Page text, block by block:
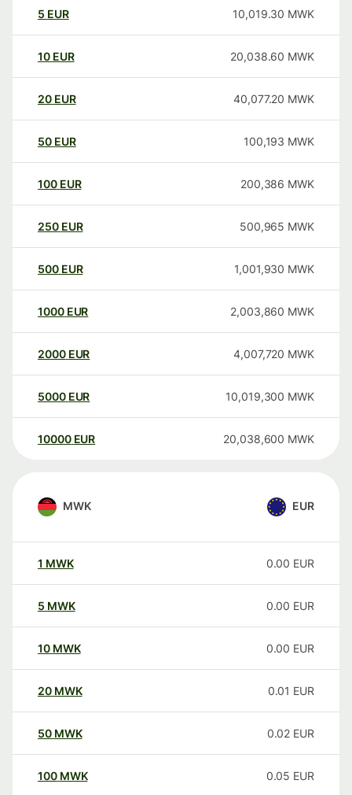
5 EUR 10,019.30 MWK
10 EUR 20,038.60 MWK
20 EUR 40,077.20 MWK
50 EUR 100,193 MWK
100 EUR 200,386 MWK
250 EUR 500,965 MWK
500 EUR 1,001,930 MWK
1000 EUR 2,003,860 MWK
2000 EUR 4,007,720 MWK
5000 EUR 10,019,300 MWK
10000 EUR 20,038,600 MWK
MWK EUR
1 MWK 0.00 EUR
5 MWK 0.00 EUR
10 MWK 0.00 EUR
20 MWK 0.01 EUR
50 MWK 0.02 EUR
100 MWK 0.05 EUR